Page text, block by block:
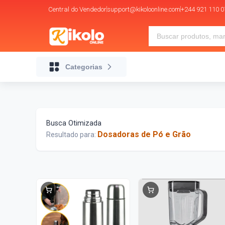
Central do Vendedorsupport@kikoloonline.com+244 921 110
Categorias
Busca Otimizada
Resultado para: Dosadoras de Pó e Grão